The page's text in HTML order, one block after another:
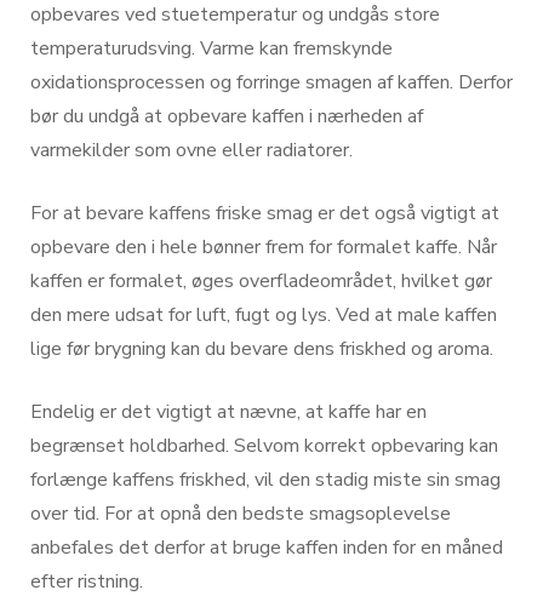
opbevares ved stuetemperatur og undgås store
temperaturudsving. Varme kan fremskynde
oxidationsprocessen og forringe smagen af kaffen. Derfor
bør du undgå at opbevare kaffen i nærheden af
varmekilder som ovne eller radiatorer.
For at bevare kaffens friske smag er det også vigtigt at
opbevare den i hele bønner frem for formalet kaffe. Når
kaffen er formalet, øges overfladeområdet, hvilket gør
den mere udsat for luft, fugt og lys. Ved at male kaffen
lige før brygning kan du bevare dens friskhed og aroma.
Endelig er det vigtigt at nævne, at kaffe har en
begrænset holdbarhed. Selvom korrekt opbevaring kan
forlænge kaffens friskhed, vil den stadig miste sin smag
over tid. For at opnå den bedste smagsoplevelse
anbefales det derfor at bruge kaffen inden for en måned
efter ristning.